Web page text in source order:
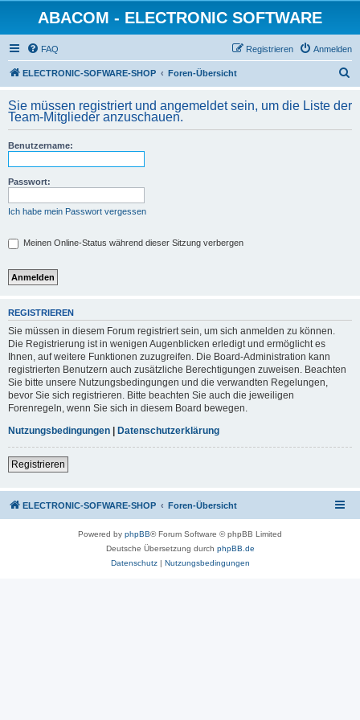
ABACOM - ELECTRONIC SOFTWARE
FAQ Anmelden
Registrieren
ELECTRONIC-SOFWARE-SHOP Foren-Übersicht
h
Sie müssen registriert und angemeldet sein, um die Liste der
Team-Mitglieder anzuschauen.
Benutzername:
Passwort:
Ich habe mein Passwort vergessen
Meinen Online-Status während dieser Sitzung verbergen
REGISTRIEREN
Sie müssen in diesem Forum registriert sein, um sich anmelden zu können.
Die Registrierung ist in wenigen Augenblicken erledigt und ermöglicht es
Ihnen, auf weitere Funktionen zuzugreifen. Die Board-Administration kann
registrierten Benutzern auch zusätzliche Berechtigungen zuweisen. Beachten
Sie bitte unsere Nutzungsbedingungen und die verwandten Regelungen,
bevor Sie sich registrieren. Bitte beachten Sie auch die jeweiligen
Forenregeln, wenn Sie sich in diesem Board bewegen.
Nutzungsbedingungen
Datenschutzerklärung
Registrieren
ELECTRONIC-SOFWARE-SHOP Foren-Übersicht
Powered by phpBB® Forum Software © phpBB Limited
Deutsche Übersetzung durch phpBB.de
Datenschutz| Nutzungsbedingungen